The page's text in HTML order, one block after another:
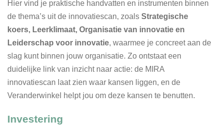
Hier vind je praktische handvatten en instrumenten binnen
de thema’s uit de innovatiescan, zoals Strategische
koers, Leerklimaat, Organisatie van innovatie en
Leiderschap voor innovatie, waarmee je concreet aan de
slag kunt binnen jouw organisatie. Zo ontstaat een
duidelijke link van inzicht naar actie: de MIRA
innovatiescan laat zien waar kansen liggen, en de
Veranderwinkel helpt jou om deze kansen te benutten.
Investering